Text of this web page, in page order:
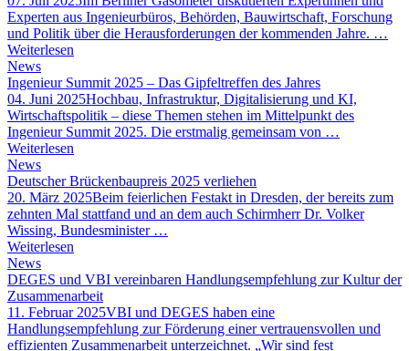
Experten aus Ingenieurbüros, Behörden, Bauwirtschaft, Forschung
und Politik über die Herausforderungen der kommenden Jahre. …
Weiterlesen
News
Ingenieur Summit 2025 – Das Gipfeltreffen des Jahres
04. Juni 2025Hochbau, Infrastruktur, Digitalisierung und KI,
Wirtschaftspolitik – diese Themen stehen im Mittelpunkt des
Ingenieur Summit 2025. Die erstmalig gemeinsam von …
Weiterlesen
News
Deutscher Brückenbaupreis 2025 verliehen
20. März 2025Beim feierlichen Festakt in Dresden, der bereits zum
zehnten Mal stattfand und an dem auch Schirmherr Dr. Volker
Wissing, Bundesminister …
Weiterlesen
News
DEGES und VBI vereinbaren Handlungsempfehlung zur Kultur der
Zusammenarbeit
11. Februar 2025VBI und DEGES haben eine
Handlungsempfehlung zur Förderung einer vertrauensvollen und
effizienten Zusammenarbeit unterzeichnet. „Wir sind fest